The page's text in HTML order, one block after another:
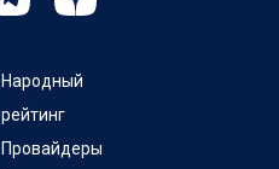
Народный
рейтинг
Провайдеры